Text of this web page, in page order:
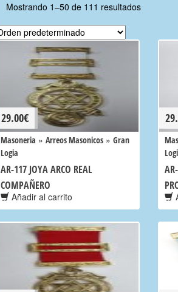
Mostrando 1–50 de 111 resultados
29.00€
Masoneria » Arreos Masonicos » Gran
Logia
AR-117 JOYA ARCO REAL
COMPAÑERO
Añadir al carrito